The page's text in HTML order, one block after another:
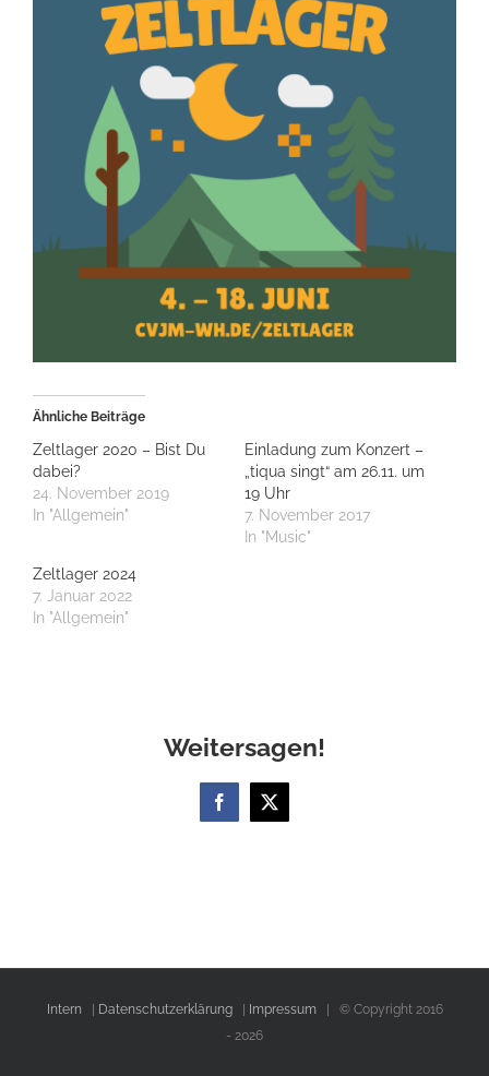
Ähnliche Beiträge
Zeltlager 2020 – Bist Du
dabei?
24. November 2019
In "Allgemein"
Einladung zum Konzert –
„tiqua singt“ am 26.11. um
19 Uhr
7. November 2017
In "Music"
Zeltlager 2024
7. Januar 2022
In "Allgemein"
Weitersagen!
Facebook
X
Intern Datenschutzerklärung| Impressum| © Copyright 2016
- 2026